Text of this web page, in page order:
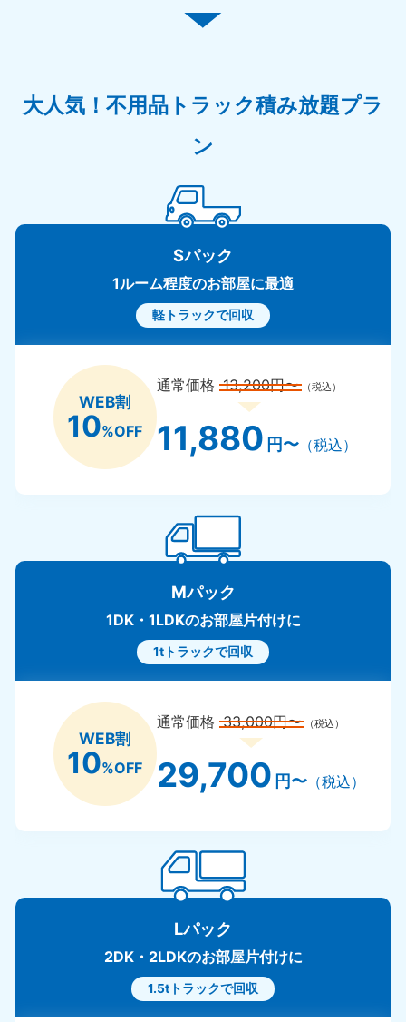
大人気！不用品トラック積み放題プラ
ン
Sパック
1ルーム程度のお部屋に最適
軽トラックで回収
WEB割
10%OFF
通常価格13,200円〜 （税込）
11,880 円〜（税込）
Mパック
1DK・1LDKのお部屋片付けに
1tトラックで回収
WEB割
10%OFF
通常価格33,000円〜 （税込）
29,700 円〜（税込）
Lパック
2DK・2LDKのお部屋片付けに
1.5tトラックで回収